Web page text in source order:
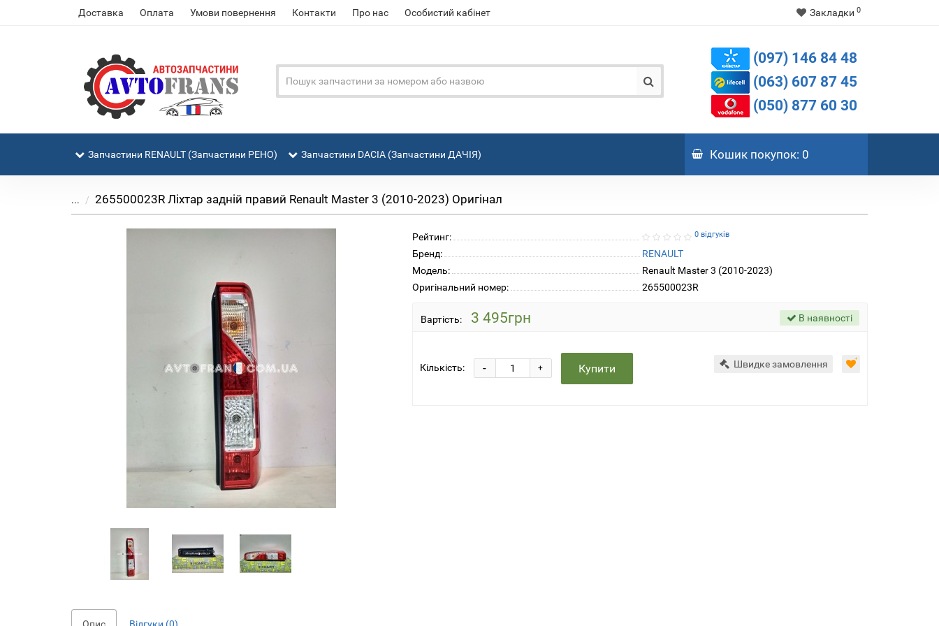
Доставка Оплата Умови повернення Контакти Про нас Особистий кабінет Закладки 0
(097) 146 84 48
(063) 607 87 45
(050) 877 60 30
Запчастини RENAULT (Запчастини РЕНО) Запчастини DACIA (Запчастини ДАЧІЯ) Кошикпокупок: 0
... 265500023R Ліхтар задній правий Renault Master 3 (2010-2023) Оригінал
Рейтинг: 0 відгуків
Бренд:
RENAULT
Модель:
Renault Master 3 (2010-2023)
Оригінальний номер:
265500023R
Вартість: 3 495грн В наявності
Кількість: +
- Купити Швидке замовлення
Опис Відгуки (0)